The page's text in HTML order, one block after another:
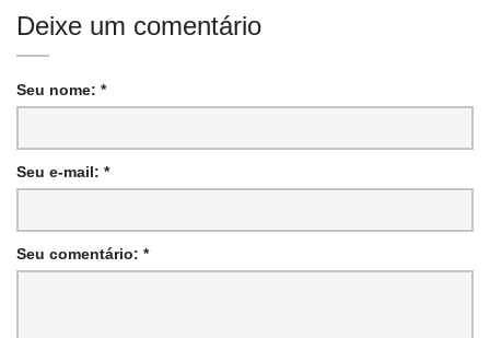
Deixe um comentário
Seu nome: *
Seu e-mail: *
Seu comentário: *